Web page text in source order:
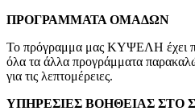
ΠΡΟΓΡΑΜΜΑΤΑ ΟΜΑΔΩΝ
Το πρόγραμμα μας ΚΥΨΕΛΗ έχει
όλα τα άλλα προγράμματα
για τις λεπτομέρειες.
ΥΠΗΡΕΣΙΕΣ ΒΟΗΘΕΙΑΣ ΣΤΟ